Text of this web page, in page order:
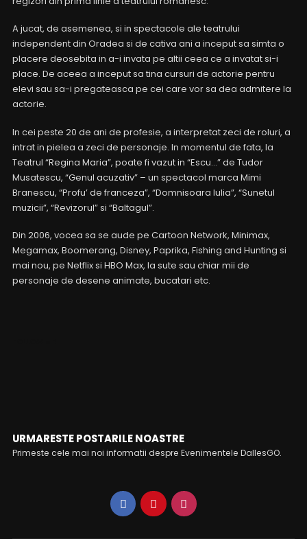
A jucat, de asemenea, si in spectacole ale teatrului
independent din Oradea si de cativa ani a inceput sa simta o
placere deosebita in a-i invata pe altii ceea ce a invatat si-i
place. De aceea a inceput sa tina cursuri de actorie pentru
elevi sau sa-i pregateasca pe cei care vor sa dea admitere la
actorie.
In cei peste 20 de ani de profesie, a interpretat zeci de roluri, a
intrat in pielea a zeci de personaje. In momentul de fata, la
Teatrul “Regina Maria”, poate fi vazut in “Escu…” de Tudor
Musatescu, “Genul acuzativ” – un spectacol marca Mimi
Branescu, “Profu’ de franceza”, “Domnisoara Iulia”, “Sunetul
muzicii”, “Revizorul” si “Baltagul”.
Din 2006, vocea sa se aude pe Cartoon Network, Minimax,
Megamax, Boomerang, Disney, Paprika, Fishing and Hunting si
mai nou, pe Netflix si HBO Max, la sute sau chiar mii de
personaje de desene animate, bucatari etc.
URMARESTE POSTARILE NOASTRE
Primeste cele mai noi informatii despre Evenimentele DallesGO.